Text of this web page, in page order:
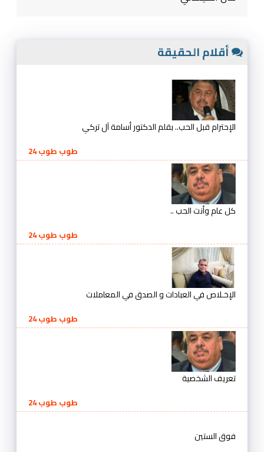
أقلام الحقيقة
الإحترام قبل الحب.. بقلم الدكتور أسامة آل تركي
طوب طوب 24
كل عام وأنت الحب ..
طوب طوب 24
الإخـلاص في العبادات و الصدق في المعاملات
طوب طوب 24
تعريف الشخصية
طوب طوب 24
فوق الستين